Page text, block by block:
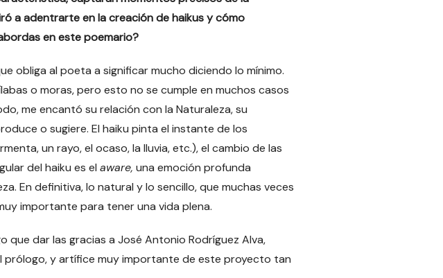
a adentrarte en la creación de haikus y cómo
en este poemario?
obliga al poeta a significar mucho diciendo lo mínimo.
o moras, pero esto no se cumple en muchos casos
me encantó su relación con la Naturaleza, su
o sugiere. El haiku pinta el instante de los
un rayo, el ocaso, la lluvia, etc.), el cambio de las
del haiku es el aware, una emoción profunda
En definitiva, lo natural y lo sencillo, que muchas veces
importante para tener una vida plena.
que dar las gracias a José Antonio Rodríguez Alva,
y artífice muy importante de este proyecto tan